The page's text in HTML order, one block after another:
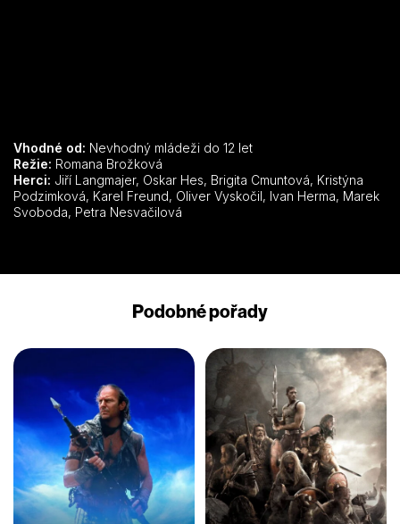
Vhodné od: Nevhodný mládeži do 12 let
Režie: Romana Brožková
Herci:
Podzimková, Karel Freund, Oliver Vyskočil, Ivan Herma, Marek
Svoboda, Petra Nesvačilová
Podobné pořady